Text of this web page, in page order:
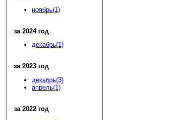
ноябрь(1)
за 2024 год
декабрь(1)
за 2023 год
декабрь(3)
апрель(1)
за 2022 год